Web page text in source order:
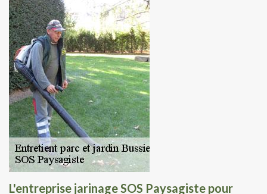
L'entreprise jarinage SOS Paysagiste pour